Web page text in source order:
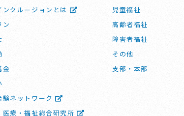
ンクルージョンとは
ン
金
験ネットワーク
医療・福祉総合研究所
児童福祉
高齢者福祉
障害者福祉
その他
支部・本部